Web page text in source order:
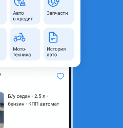
Астана, Акмолинская
область
Б/y
Оригинал